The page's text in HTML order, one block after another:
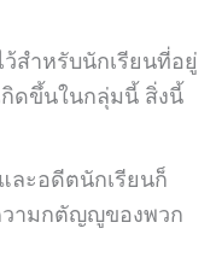
สำหรับนักเรียนที่อยู่
ดขึ้นในกลุ่มนี้ สิ่งนี้
ละอดีตนักเรียนก็
วามกตัญญูของพวก